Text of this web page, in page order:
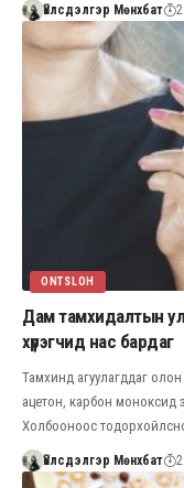
Үйлсдэлгэр Мөнхбат
ONTSLOH
Дам тамхидалтын
хүрэгчид нас бардаг
Тамхинд агуулагддаг
ацетон, карбон моноксид
Холбооноос
Үйлсдэлгэр Мөнхбат